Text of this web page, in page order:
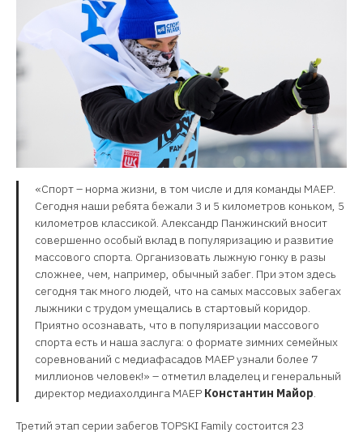
«Спорт – норма жизни, в том числе и для команды МАЕР.
Сегодня наши ребята бежали 3 и 5 километров коньком, 5
километров классикой. Александр Панжинский вносит
совершенно особый вклад в популяризацию и развитие
массового спорта. Организовать лыжную гонку в разы
сложнее, чем, например, обычный забег. При этом здесь
сегодня так много людей, что на самых массовых забегах
лыжники с трудом умещались в стартовый коридор.
Приятно осознавать, что в популяризации массового
спорта есть и наша заслуга: о формате зимних семейных
соревнований с медиафасадов МАЕР узнали более 7
миллионов человек!» – отметил владелец и генеральный
директор медиахолдинга МАЕР Константин Майор.
Третий этап серии забегов TOPSKI Family состоится 23